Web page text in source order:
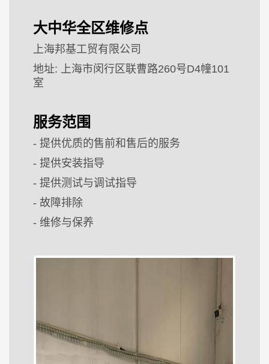
大中华全区维修点
上海邦基工贸有限公司
地址: 上海市闵行区联曹路260号D4幢101
室
服务范围
- 提供优质的售前和售后的服务
- 提供安装指导
- 提供测试与调试指导
- 故障排除
- 维修与保养